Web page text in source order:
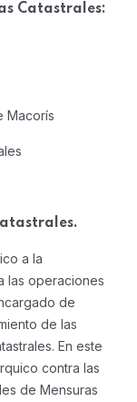
Catastrales:
Macorís
a la
las operaciones
de
de las
En este
contra las
de Mensuras